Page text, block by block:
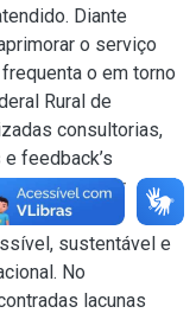
Diante
o serviço
o em torno
Rural de
consultorias,
feedback’s
do setor
possam
sustentável e
No
lacunas